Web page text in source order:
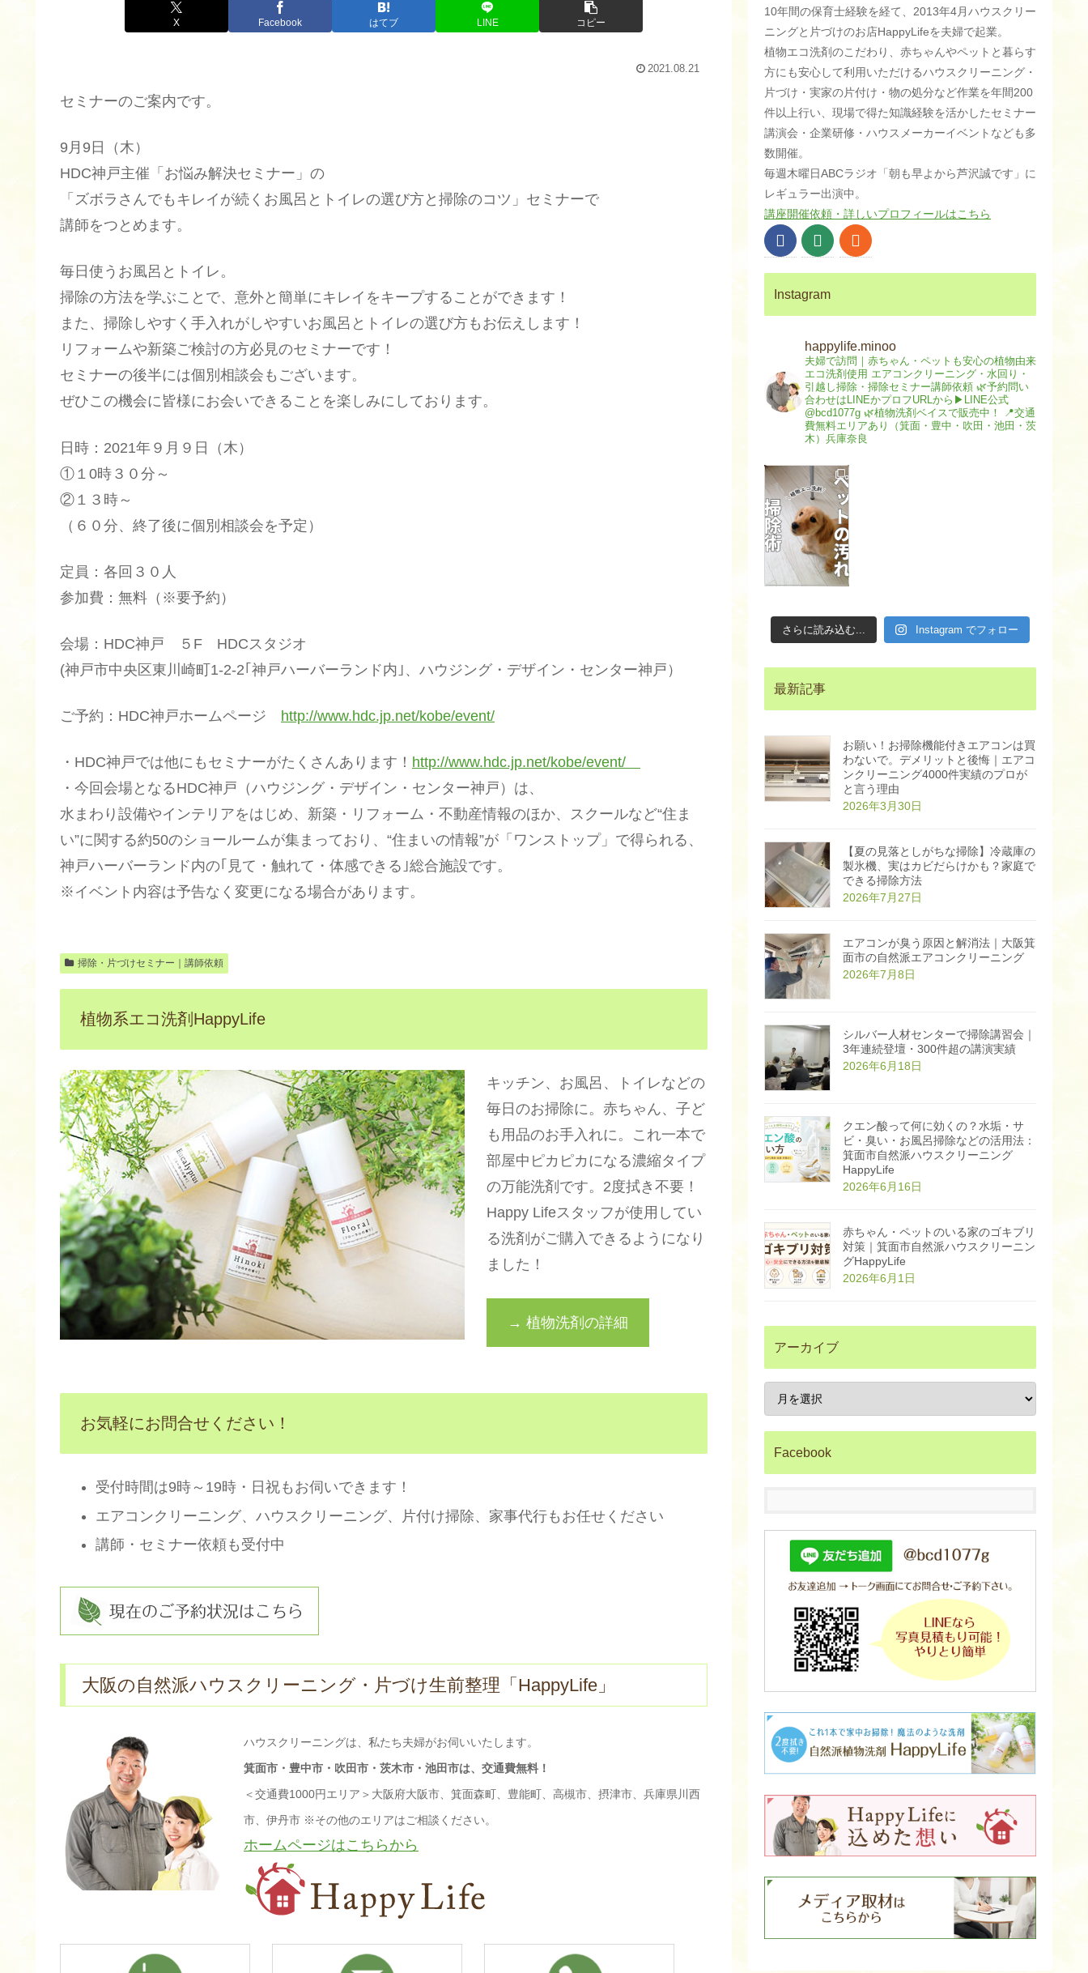
X Facebook はてブ LINE コピー
2021.08.21
セミナーのご案内です。
9月9日（木）
HDC神戸主催「お悩み解決セミナー」の
「ズボラさんでもキレイが続くお風呂とトイレの選び方と掃除のコツ」セミナーで
講師をつとめます。
毎日使うお風呂とトイレ。
掃除の方法を学ぶことで、意外と簡単にキレイをキープすることができます！
また、掃除しやすく手入れがしやすいお風呂とトイレの選び方もお伝えします！
リフォームや新築ご検討の方必見のセミナーです！
セミナーの後半には個別相談会もございます。
ぜひこの機会に皆様にお会いできることを楽しみにしております。
日時：2021年９月９日（木）
①１0時３０分～
②１３時～
（６０分、終了後に個別相談会を予定）
定員：各回３０人
参加費：無料（※要予約）
会場：HDC神戸 ５F HDCスタジオ
(神戸市中央区東川崎町1-2-2｢神戸ハーバーランド内｣、ハウジング・デザイン・センター神戸）
ご予約：HDC神戸ホームページ http://www.hdc.jp.net/kobe/event/
・HDC神戸では他にもセミナーがたくさんあります！ http://www.hdc.jp.net/kobe/event/
・今回会場となるHDC神戸（ハウジング・デザイン・センター神戸）は、
水まわり設備やインテリアをはじめ、新築・リフォーム・不動産情報のほか、スクールなど“住ま
い”に関する約50のショールームが集まっており、“住まいの情報”が「ワンストップ」で得られる、
神戸ハーバーランド内の｢見て・触れて・体感できる｣総合施設です。
※イベント内容は予告なく変更になる場合があります。
掃除・片づけセミナー｜講師依頼
植物系エコ洗剤HappyLife
キッチン、お風呂、トイレなどの
毎日のお掃除に。赤ちゃん、子ど
も用品のお手入れに。これ一本で
部屋中ピカピカになる濃縮タイプ
の万能洗剤です。2度拭き不要！
Happy Lifeスタッフが使用してい
る洗剤がご購入できるようになり
ました！
→ 植物洗剤の詳細
お気軽にお問合せください！
受付時間は9時～19時・日祝もお伺いできます！
エアコンクリーニング、ハウスクリーニング、片付け掃除、家事代行もお任せください
講師・セミナー依頼も受付中
大阪の自然派ハウスクリーニング・片づけ生前整理「HappyLife」
ハウスクリーニングは、私たち夫婦がお伺いいたします。
箕面市・豊中市・吹田市・茨木市・池田市は、交通費無料！
＜交通費1000円エリア＞大阪府大阪市、箕面森町、豊能町、高槻市、摂津市、兵庫県川西
市、伊丹市 ※その他のエリアはご相談ください。
ホームページはこちらから
10年間の保育士経験を経て、2013年4月ハウスクリー
ニングと片づけのお店HappyLifeを夫婦で起業。
植物エコ洗剤のこだわり、赤ちゃんやペットと暮らす
方にも安心して利用いただけるハウスクリーニング・
片づけ・実家の片付け・物の処分など作業を年間200
件以上行い、現場で得た知識経験を活かしたセミナー
講演会・企業研修・ハウスメーカーイベントなども多
数開催。
毎週木曜日ABCラジオ「朝も早よから芦沢誠です」に
レギュラー出演中。
講座開催依頼・詳しいプロフィールはこちら
Instagram
happylife.minoo
夫婦で訪問｜赤ちゃん・ペットも安心の植物由来
エコ洗剤使用 エアコンクリーニング・水回り・
引越し掃除・掃除セミナー講師依頼 🌿予約問い
合わせはLINEかプロフURLから▶︎LINE公式
@bcd1077g 🌿植物洗剤ベイスで販売中！
📍交通
費無料エリアあり（箕面・豊中・吹田・池田・茨
木）兵庫奈良
選
方
心
キ
イ
に
る
法
|
エ
コ
掃
除
門
店
a
i
f
e
｜
子
ッ
ト
安
心
植
物
エ
p
o
w
e
r
e
B
大
阪
市
ニ
ン
グ
H
a
p
i
で
。
日
、
ペ
ッ
ト
と
一
に
ら
し
て
ecofriendly.thebase.in
#ペット掃除 #犬
猫 #大阪箕面 #
エコ洗剤 #ハウ
スクリーニング"
aria-
hidden="true">
さらに読み込む... Instagram でフォロー
最新記事
お願い！お掃除機能付きエアコンは買
わないで。デメリットと後悔｜エアコ
ンクリーニング4000件実績のプロが
と言う理由
2026年3月30日
【夏の見落としがちな掃除】冷蔵庫の
製氷機、実はカビだらけかも？家庭で
できる掃除方法
2026年7月27日
エアコンが臭う原因と解消法｜大阪箕
面市の自然派エアコンクリーニング
2026年7月8日
シルバー人材センターで掃除講習会｜
3年連続登壇・300件超の講演実績
2026年6月18日
クエン酸って何に効くの？水垢・サ
ビ・臭い・お風呂掃除などの活用法：
箕面市自然派ハウスクリーニング
HappyLife
2026年6月16日
赤ちゃん・ペットのいる家のゴキブリ
対策｜箕面市自然派ハウスクリーニン
グHappyLife
2026年6月1日
アーカイブ
Facebook